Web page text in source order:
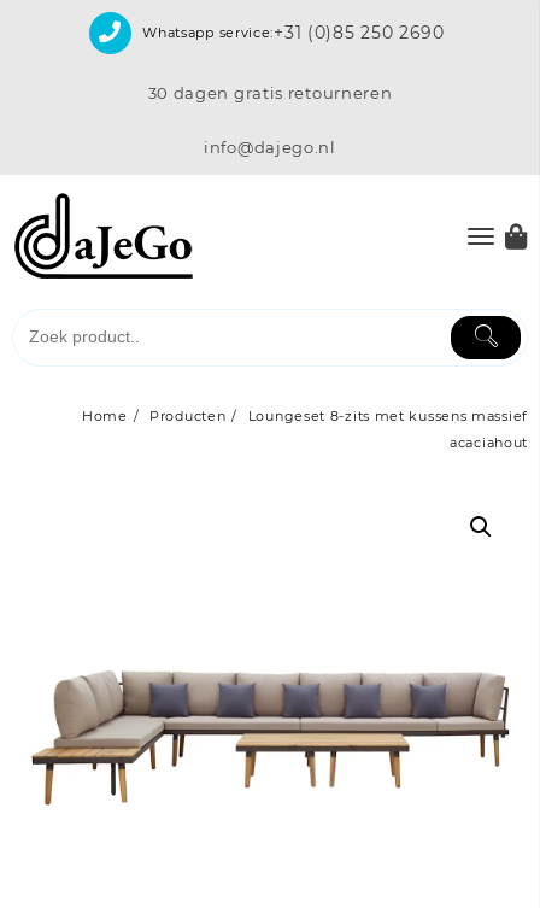
Whatsapp service:+31 (0)85 250 2690
30 dagen gratis retourneren
info@dajego.nl
Home Producten
Loungeset 8-zits met kussens massief
acaciahout